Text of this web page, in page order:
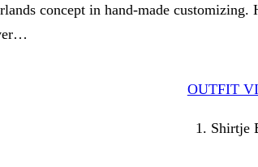
concept in hand-made
OUTFIT
1. Shirtje